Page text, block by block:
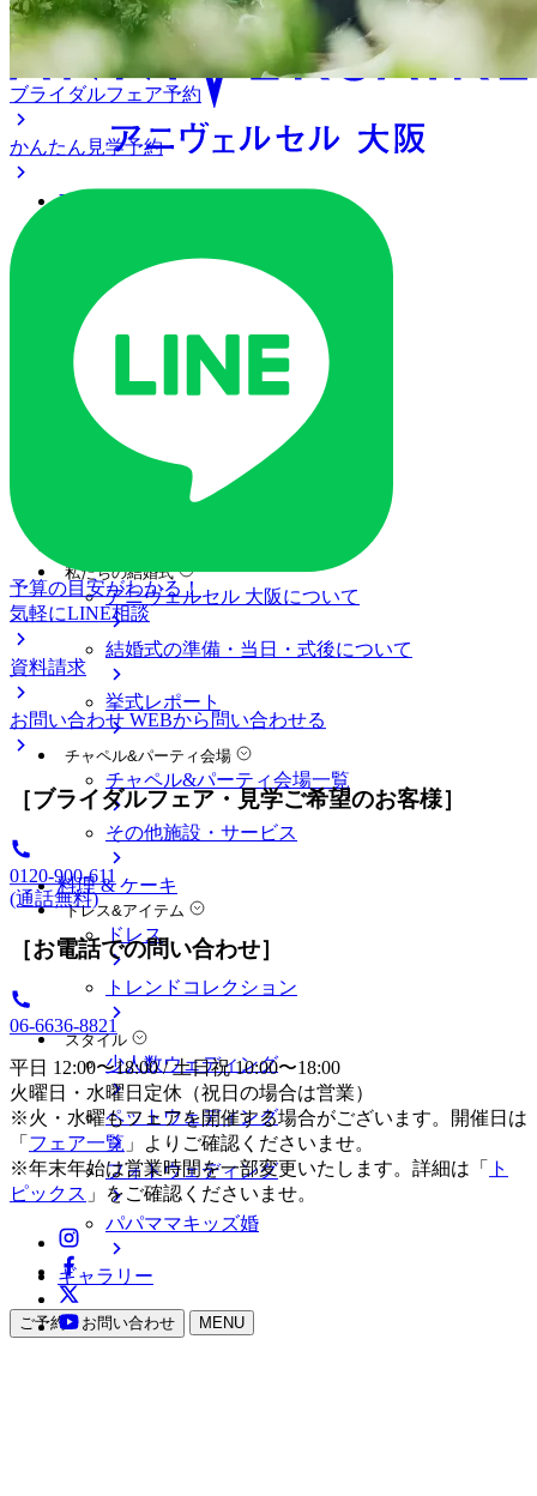
アクセス
ご列席の皆様へ
トピックス
ご予約・お問い合わせ
ブライダルフェア
ブライダルフェア一覧
ブライダルフェアの基礎知識
私たちの結婚式
アニヴェルセル 大阪について
結婚式の準備・当日・式後について
挙式レポート
チャペル&パーティ会場
チャペル&パーティ会場一覧
その他施設・サービス
料理 & ケーキ
ドレス&アイテム
ドレス
トレンドコレクション
スタイル
少人数ウェディング
ペットウェディング
フォトウェディング
パパママキッズ婚
ギャラリー
ご予約・お問い合わせ MENU
ブライダルフェア予約
かんたん見学予約
予算の目安がわかる！
気軽にLINE相談
資料請求
お問い合わせ WEBから問い合わせる
［ブライダルフェア・見学ご希望のお客様］
0120-900-611
(通話無料)
［お電話での問い合わせ］
06-6636-8821
平日 12:00〜18:00 / 土日祝 10:00〜18:00
火曜日・水曜日定休（祝日の場合は営業）
※火・水曜もフェアを開催する場合がございます。開催日は
「 フェア一覧 」よりご確認くださいませ。
※年末年始は営業時間を一部変更いたします。詳細は「
ト
ピックス 」をご確認くださいませ。